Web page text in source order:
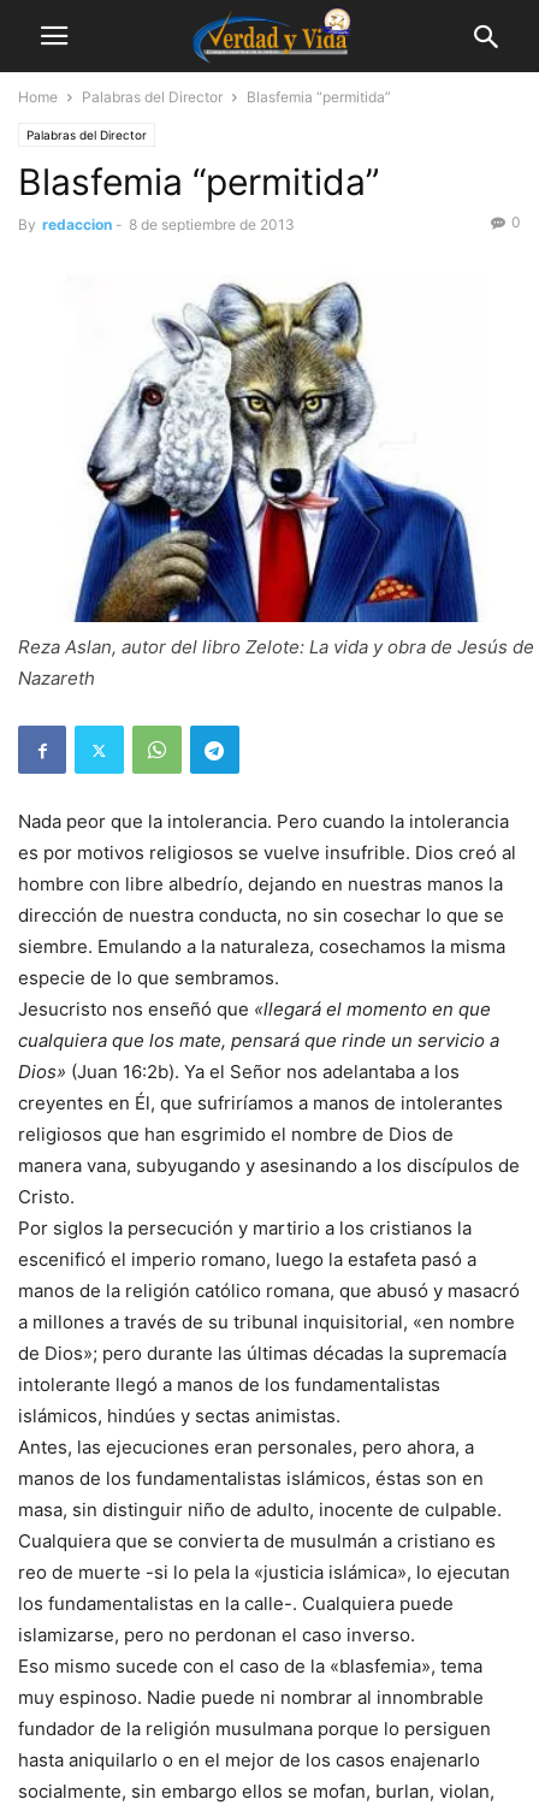
Home Palabras del Director Blasfemia “permitida”
Palabras del Director
Blasfemia “permitida”
By redaccion - 8 de septiembre de 2013 0
Reza Aslan, autor del libro Zelote: La vida y obra de Jesús de
Nazareth
Nada peor que la intolerancia. Pero cuando la intolerancia
es por motivos religiosos se vuelve insufrible. Dios creó al
hombre con libre albedrío, dejando en nuestras manos la
dirección de nuestra conducta, no sin cosechar lo que se
siembre. Emulando a la naturaleza, cosechamos la misma
especie de lo que sembramos.
Jesucristo nos enseñó que «llegará el momento en que
cualquiera que los mate, pensará que rinde un servicio a
Dios» (Juan 16:2b). Ya el Señor nos adelantaba a los
creyentes en Él, que sufriríamos a manos de intolerantes
religiosos que han esgrimido el nombre de Dios de
manera vana, subyugando y asesinando a los discípulos de
Cristo.
Por siglos la persecución y martirio a los cristianos la
escenificó el imperio romano, luego la estafeta pasó a
manos de la religión católico romana, que abusó y masacró
a millones a través de su tribunal inquisitorial, «en nombre
de Dios»; pero durante las últimas décadas la supremacía
intolerante llegó a manos de los fundamentalistas
islámicos, hindúes y sectas animistas.
Antes, las ejecuciones eran personales, pero ahora, a
manos de los fundamentalistas islámicos, éstas son en
masa, sin distinguir niño de adulto, inocente de culpable.
Cualquiera que se convierta de musulmán a cristiano es
reo de muerte -si lo pela la «justicia islámica», lo ejecutan
los fundamentalistas en la calle-. Cualquiera puede
islamizarse, pero no perdonan el caso inverso.
Eso mismo sucede con el caso de la «blasfemia», tema
muy espinoso. Nadie puede ni nombrar al innombrable
fundador de la religión musulmana porque lo persiguen
hasta aniquilarlo o en el mejor de los casos enajenarlo
socialmente, sin embargo ellos se mofan, burlan, violan,